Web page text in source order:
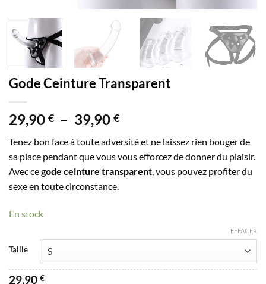
Gode Ceinture Transparent
29,90 € – 39,90 €Plage
prix :
29,90 €
à
Tenez bon face à toute adversité et ne laissez rien bouger de
sa place pendant que vous vous efforcez de donner du plaisir.
Avec cegode ceinture transparent, vous pouvez profiter du
sexe en toute circonstance.
En stock
Taille
EFFACER
29,90 €